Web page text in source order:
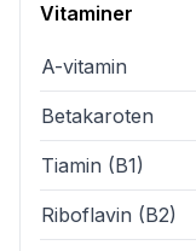
Vitaminer
A-vitamin
Betakaroten
Tiamin (B1)
Riboflavin (B2)